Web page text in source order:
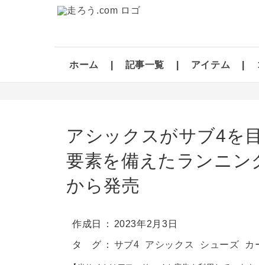
ホーム 記事一覧 アイテム
アシックスがサブ4を
要素を備えたランニン
から発売
作成日 2023年2月3日
タ グ サブ4 アシックス シューズ カ